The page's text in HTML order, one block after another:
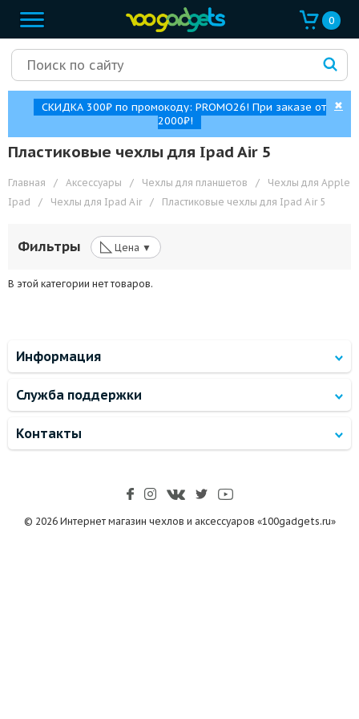
0
СКИДКА 300₽ по промокоду: PROMO26! При заказе от
2000₽!
✖
Пластиковые чехлы для Ipad Air 5
Главная / Аксессуары / Чехлы для планшетов /
Чехлы для Apple
Ipad
/ Чехлы для Ipad Air / Пластиковые чехлы для Ipad Air 5
Фильтры ◺ Цена ▼
В этой категории нет товаров.
Информация
Служба поддержки
Контакты
© 2026 Интернет магазин чехлов и аксессуаров «100gadgets.ru»